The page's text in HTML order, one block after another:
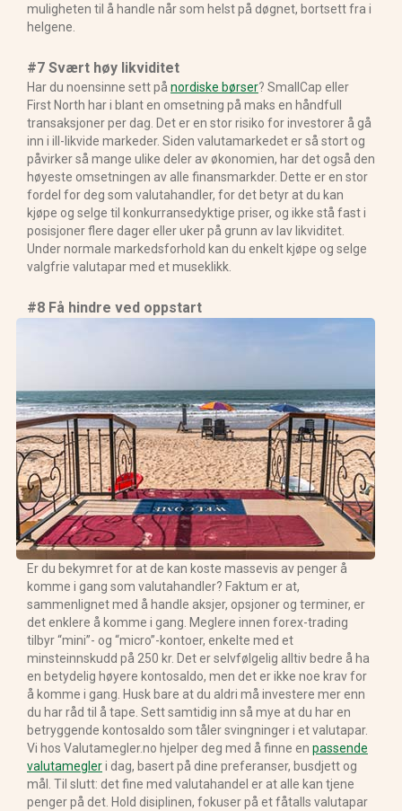
muligheten til å handle når som helst på døgnet, bortsett fra i
helgene.
#7 Svært høy likviditet
Har du noensinne sett på nordiske børser? SmallCap eller
First North har i blant en omsetning på maks en håndfull
transaksjoner per dag. Det er en stor risiko for investorer å gå
inn i ill-likvide markeder. Siden valutamarkedet er så stort og
påvirker så mange ulike deler av økonomien, har det også den
høyeste omsetningen av alle finansmarkder. Dette er en stor
fordel for deg som valutahandler, for det betyr at du kan
kjøpe og selge til konkurransedyktige priser, og ikke stå fast i
posisjoner flere dager eller uker på grunn av lav likviditet.
Under normale markedsforhold kan du enkelt kjøpe og selge
valgfrie valutapar med et museklikk.
#8 Få hindre ved oppstart
Er du bekymret for at de kan koste massevis av penger å
komme i gang som valutahandler? Faktum er at,
sammenlignet med å handle aksjer, opsjoner og terminer, er
det enklere å komme i gang. Meglere innen forex-trading
tilbyr “mini”- og “micro”-kontoer, enkelte med et
minsteinnskudd på 250 kr. Det er selvfølgelig alltiv bedre å ha
en betydelig høyere kontosaldo, men det er ikke noe krav for
å komme i gang. Husk bare at du aldri må investere mer enn
du har råd til å tape. Sett samtidig inn så mye at du har en
betryggende kontosaldo som tåler svingninger i et valutapar.
Vi hos Valutamegler.no hjelper deg med å finne en passende
valutamegleri dag, basert på dine preferanser, busdjett og
mål. Til slutt: det fine med valutahandel er at alle kan tjene
penger på det. Hold disiplinen, fokuser på et fåtalls valutapar